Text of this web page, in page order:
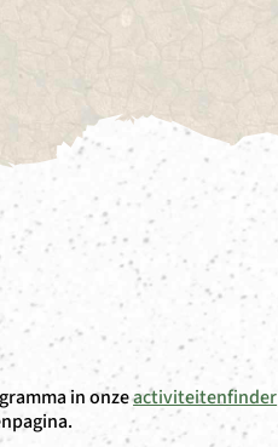
in onzeactiviteitenfinder